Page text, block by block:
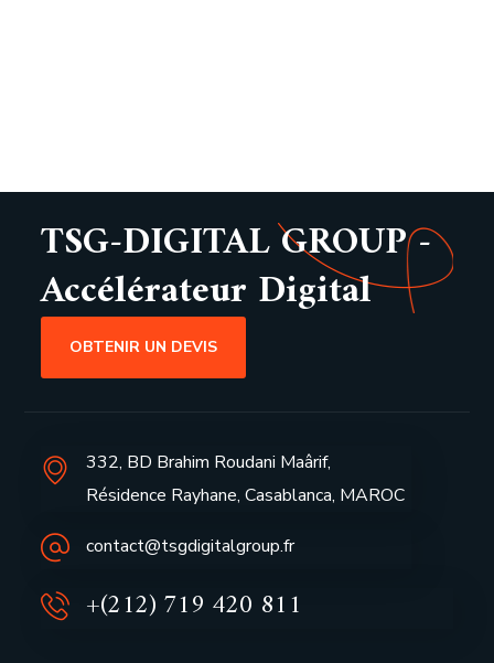
TSG-DIGITAL GROUP -
Accélérateur Digital
OBTENIR UN DEVIS
332, BD Brahim Roudani Maârif,
Résidence Rayhane, Casablanca, MAROC
contact@tsgdigitalgroup.fr
+(212) 719 420 811